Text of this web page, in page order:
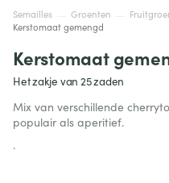
Semailles Groenten
Kerstomaat gemengd
Kerstomaat
Het zakje van 25 zaden
Mix van verschillende
populair als aperitief.
.